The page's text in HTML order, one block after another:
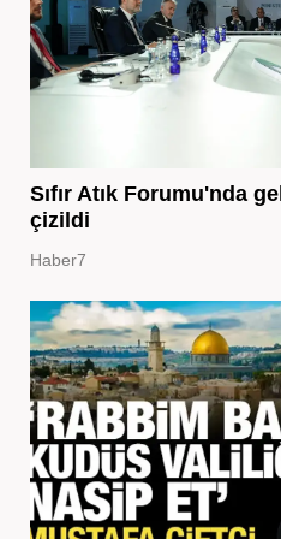
Sıfır Atık Forumu'nda
çizildi
Haber7